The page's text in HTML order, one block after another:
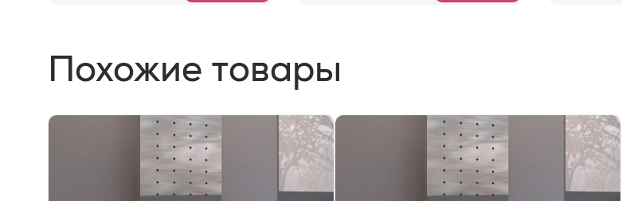
Похожие товары